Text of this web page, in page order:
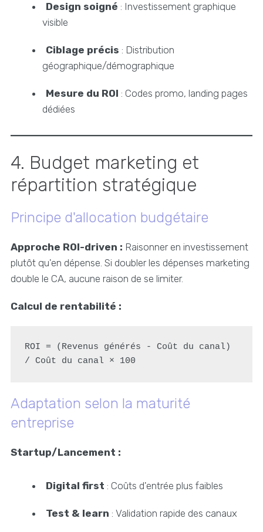
Design soigné : Investissement graphique
visible
Ciblage précis : Distribution
géographique/démographique
Mesure du ROI : Codes promo, landing pages
dédiées
4. Budget marketing et
répartition stratégique
Principe d'allocation budgétaire
Approche ROI-driven : Raisonner en investissement
plutôt qu'en dépense. Si doubler les dépenses marketing
double le CA, aucune raison de se limiter.
Calcul de rentabilité :
ROI = (Revenus générés - Coût du canal)
Adaptation selon la maturité
entreprise
Startup/Lancement :
Digital first : Coûts d'entrée plus faibles
Test & learn : Validation rapide des canaux